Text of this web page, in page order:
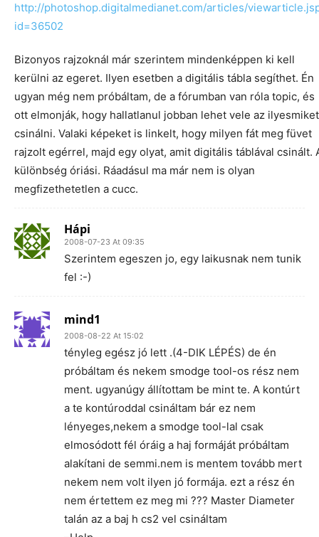
http://photoshop.digitalmedianet.com/articles/
id=36502
Bizonyos rajzoknál már szerintem mindenképpen ki kell
kerülni az egeret. Ilyen esetben a digitális tábla segíthet. Én
ugyan még nem próbáltam, de a fórumban van róla topic, és
ott elmonják, hogy hallatlanul jobban lehet vele az ilyesmiket
csinálni. Valaki képeket is linkelt, hogy milyen fát meg füvet
rajzolt egérrel, majd egy olyat, amit digitális táblával csinált.
különbség óriási. Ráadásul ma már nem is olyan
megfizethetetlen a cucc.
Hápi
2008-07-23 At 09:35
Szerintem egeszen jo, egy laikusnak nem tunik
fel :-)
mind1
2008-08-22 At 15:02
tényleg egész jó lett .(4-DIK LÉPÉS) de én
próbáltam és nekem smodge tool-os rész nem
ment. ugyanúgy állítottam be mint te. A kontúrt
a te kontúroddal csináltam bár ez nem
lényeges,nekem a smodge tool-lal csak
elmosódott fél óráig a haj formáját próbáltam
alakítani de semmi.nem is mentem tovább mert
nekem nem volt ilyen jó formája. ezt a rész én
nem értettem ez meg mi ??? Master Diameter
talán az a baj h cs2 vel csináltam